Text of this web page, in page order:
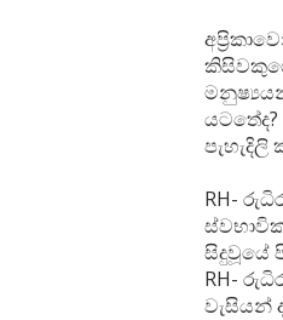
RH-
සිදුවූයේ
RH-
වැසියන්